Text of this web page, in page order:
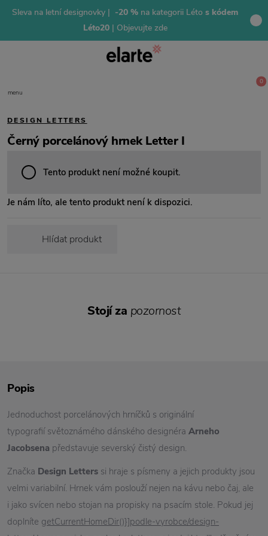
Sleva na letní designovky | -20 % na kategorii Léto s kódem
Léto20 | Objevujte zde
menu
0
DESIGN LETTERS
Černý porcelánový hrnek Letter I
Tento produkt není možné koupit.
Je nám líto, ale tento produkt není k dispozici.
Hlídat produkt
Popis
Jednoduchost porcelánových hrníčků s originální
typografií světoznámého dánského designéra Arneho
Jacobsena představuje severský čistý design.
Značka Design Letters si hraje s písmeny a jejich produkty jsou
velmi variabilní. Hrnek vám poslouží nejen na kávu nebo čaj, ale
i jako svícen nebo stojan na propisky na psacím stole. Pokud jej
doplníte getCurrentHomeDir()}]podle-vyrobce/design-
Stojí za pozornost